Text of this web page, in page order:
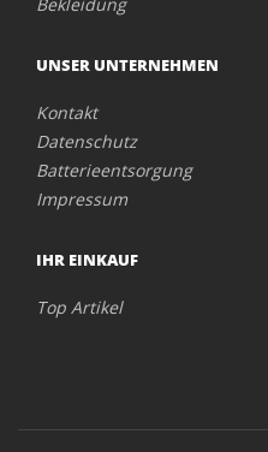
Bekleidung
UNSER UNTERNEHMEN
Kontakt
Datenschutz
Batterieentsorgung
Impressum
IHR EINKAUF
Top Artikel